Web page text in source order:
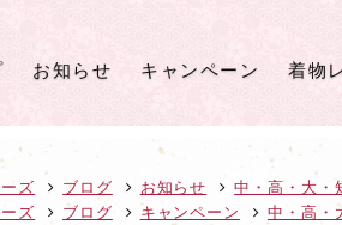
お知らせ キャンペーン 着物
ズ ブログ お知らせ
中・高・大・
ズ
ブログ キャンペーン
中・高・